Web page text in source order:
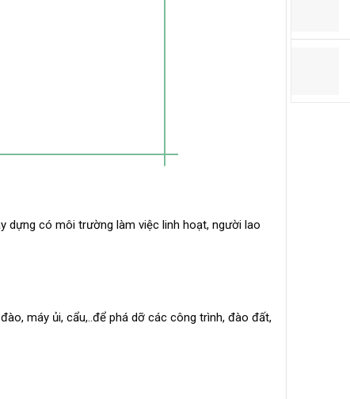
dựng có môi trường làm việc linh hoạt, người lao
máy ủi, cẩu,..để phá dỡ các công trình, đào đất,